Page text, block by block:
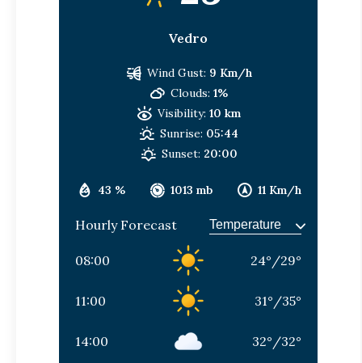
Vedro
43 % 1013 mb 11 Km/h
Wind Gust: 9 Km/h
Clouds: 1%
Visibility: 10 km
Sunrise: 05:44
Sunset: 20:00
Hourly Forecast
08:00 24°/29°
11:00 31°/35°
14:00 32°/32°